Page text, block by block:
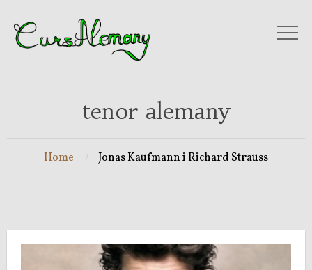
tenor alemany
Home Jonas Kaufmann i Richard Strauss